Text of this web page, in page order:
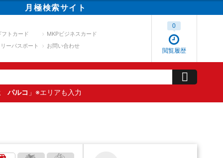
月極検索サイト
フトカード
MKPビジネスカード
ーパスポート
お問い合わせ
閲覧履歴
0
パルコ 」※エリアも入力